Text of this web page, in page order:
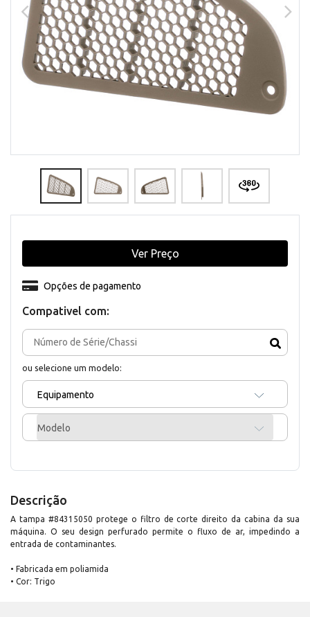
Compativel com:
ou selecione um modelo:
Equipamento
Modelo
Opções de pagamento
Ver Preço
Descrição
A tampa #84315050 protege o filtro de corte direito da cabina da sua
máquina. O seu design perfurado permite o fluxo de ar, impedindo a
entrada de contaminantes.
• Fabricada em poliamida
• Cor: Trigo